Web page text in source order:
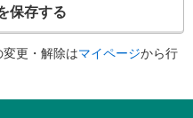
保存する
更・解除はマイページから行